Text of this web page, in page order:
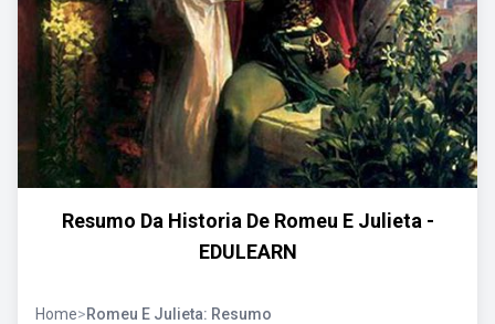
Resumo Da Historia De Romeu E Julieta -
EDULEARN
Home>Romeu E Julieta: Resumo